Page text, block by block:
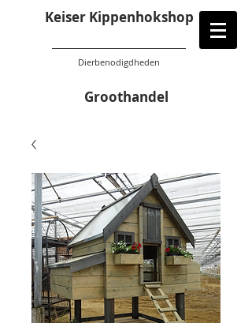
Keiser Kippenhokshop
Dierbenodigdheden
Groothandel